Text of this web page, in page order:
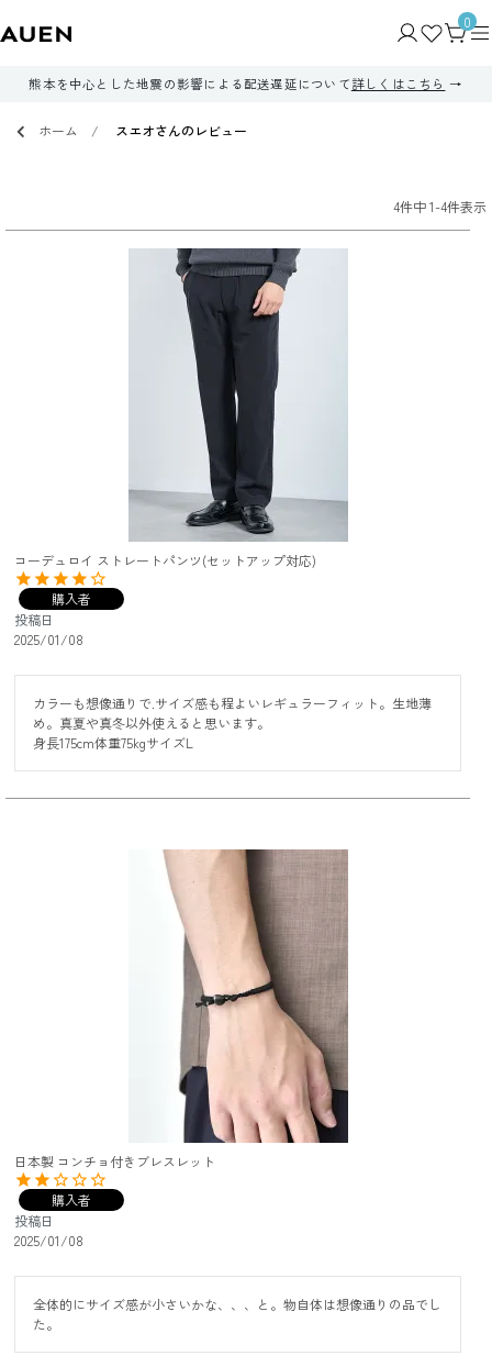
0
熊本を中心とした地震の影響による配送遅延について詳しくはこちら
ホーム スエオさんのレビュー
4件中1-4件表示
コーデュロイ ストレートパンツ(セットアップ対応)
購入者
投稿日
2025/01/08
カラーも想像通りで.サイズ感も程よいレギュラーフィット。生地薄
め。真夏や真冬以外使えると思います。
身長175cm体重75kgサイズL
日本製 コンチョ付きブレスレット
購入者
投稿日
2025/01/08
全体的にサイズ感が小さいかな、、、と。物自体は想像通りの品でし